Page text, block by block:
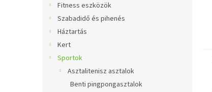
Fitness eszközök
Szabadidő és pihenés
Háztartás
Kert
Sportok
Asztalitenisz asztalok
Benti pingpongasztalok